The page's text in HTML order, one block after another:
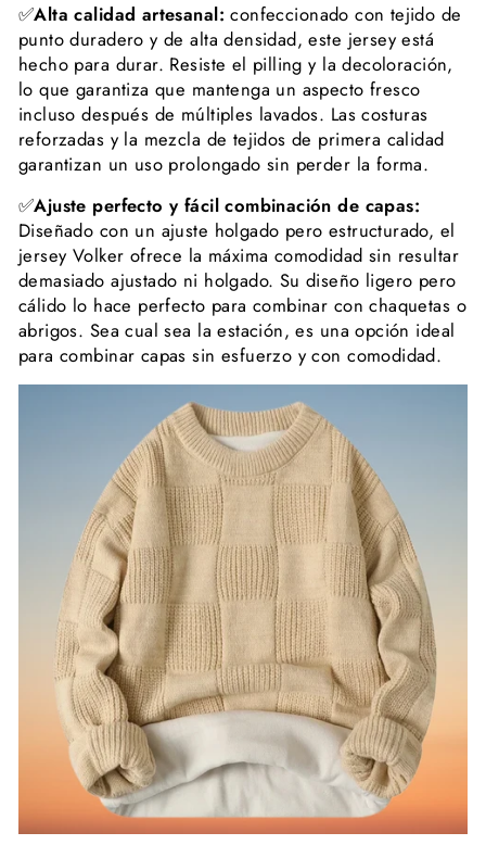
✅Alta calidad artesanal: confeccionado con tejido de
punto duradero y de alta densidad, este jersey está
hecho para durar. Resiste el pilling y la decoloración,
lo que garantiza que mantenga un aspecto fresco
incluso después de múltiples lavados. Las costuras
reforzadas y la mezcla de tejidos de primera calidad
garantizan un uso prolongado sin perder la forma.
✅Ajuste perfecto y fácil combinación de capas:
Diseñado con un ajuste holgado pero estructurado, el
jersey Volker ofrece la máxima comodidad sin resultar
demasiado ajustado ni holgado. Su diseño ligero pero
cálido lo hace perfecto para combinar con chaquetas o
abrigos. Sea cual sea la estación, es una opción ideal
para combinar capas sin esfuerzo y con comodidad.